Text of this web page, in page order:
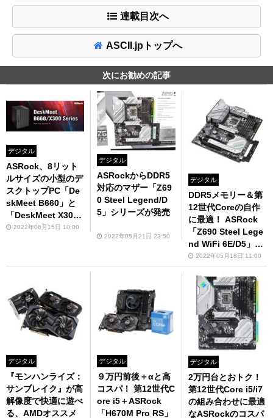
連載目次へ
ASCII.jpトップへ
次にお勧めの記事
デジタル
ASRock、8リット
ルサイズの小型のデ
スクトップPC「De
skMeet B660」と
「DeskMeet X30
0」を発表
2022年06月15日 10:00
デジタル
ASRockからDDR5
対応のマザー「Z69
0 Steel Legend/D
5」シリーズが発売
2022年05月21日 23:50
デジタル
DDR5メモリー＆第
12世代Coreの自作
に最適！ ASRock
「Z690 Steel Lege
nd WiFi 6E/D5」を
発売前に触ってみた
2022年05月18日 11:00
デジタル
『モンハンライズ：
サンブレイク』が高
解像度で快適に遊べ
る、AMDオススメ
デジタル
９万円前後＋αと高
コスパ！ 第12世代C
ore i5＋ASRock
「H670M Pro RS」
デジタル
2万円台とおトク！
第12世代Core i5/i7
の組み合わせに最適
なASRockのコスパ